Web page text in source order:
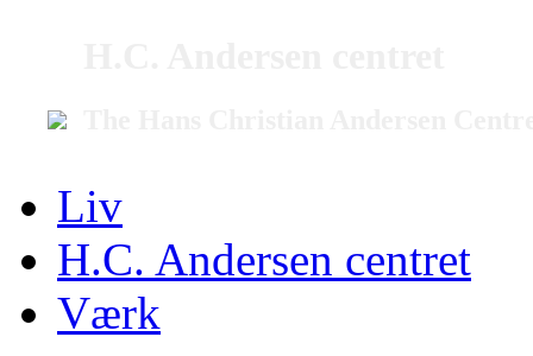
Liv
H.C. Andersen centret
Værk